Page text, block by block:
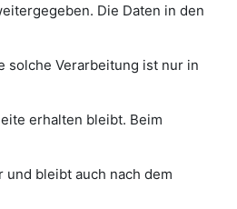
Die Daten in den
solche Verarbeitung ist nur in
erhalten bleibt. Beim
bleibt auch nach dem